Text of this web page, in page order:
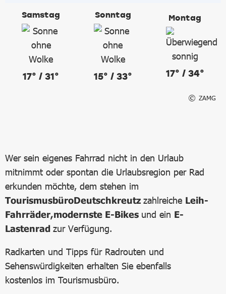
Samstag
17° / 31°
Sonntag
15° / 33°
Montag
17° / 34°
ZAMG
Wer sein eigenes Fahrrad nicht in den Urlaub
mitnimmt oder spontan die Urlaubsregion per Rad
erkunden möchte, dem stehen im
TourismusbüroDeutschkreutz zahlreiche Leih-
Fahrräder,modernste E-Bikes und ein E-
Lastenrad zur Verfügung.
Radkarten und Tipps für Radrouten und
Sehenswürdigkeiten erhalten Sie ebenfalls
kostenlos im Tourismusbüro.